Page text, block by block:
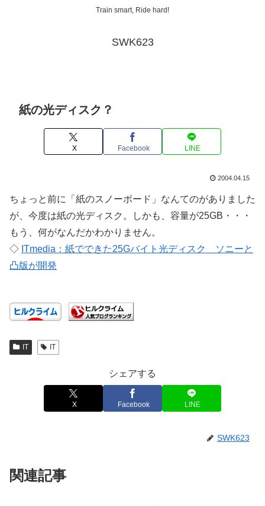
Train smart, Ride hard!
SWK623
紙の光ディスク？
X Facebook LINE
2004.04.15
ちょっと前に「紙のスノーボード」なんてのがありました
が、今度は紙の光ディスク。しかも、容量が25GB・・・
もう、何がなんだかわかりません。
◇ ITmedia：紙でできた25Gバイト光ディスク ソニーと
凸版が開発
IT IT
シェアする
X Facebook LINE
SWK623
関連記事